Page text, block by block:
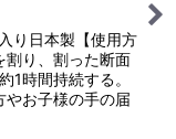
り日本製【使用方
り、割った断面
1時間持続する。
やお子様の手の届